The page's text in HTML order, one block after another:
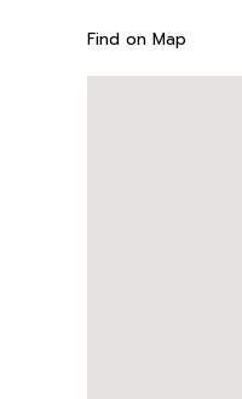
Find on Map